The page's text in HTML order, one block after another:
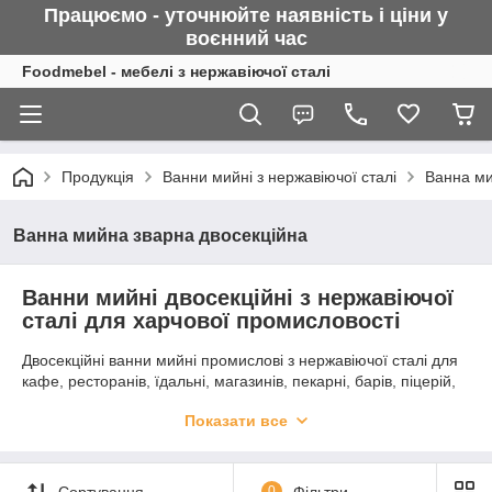
Працюємо - уточнюйте наявність і ціни у
воєнний час
Foodmebel - мебелі з нержавіючої сталі
Продукція Ванни мийні з нержавіючої сталі Ванна
Ванна мийна зварна двосекційна
Ванни мийні двосекційні з нержавіючої
сталі для харчової промисловості
Двосекційні ванни мийні промислові з нержавіючої сталі для
кафе, ресторанів, їдальні, магазинів, пекарні, барів, піцерій,
пропонуємо раковини зварені або
Показати все